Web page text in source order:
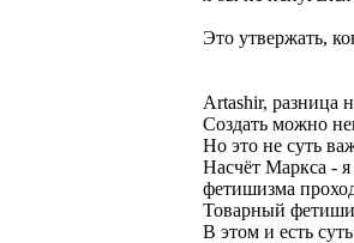
Это утвержать,
Artashir, разница
Создать можно
Но это не суть
Насчёт Маркса -
фетишизма
Товарный
В этом и есть